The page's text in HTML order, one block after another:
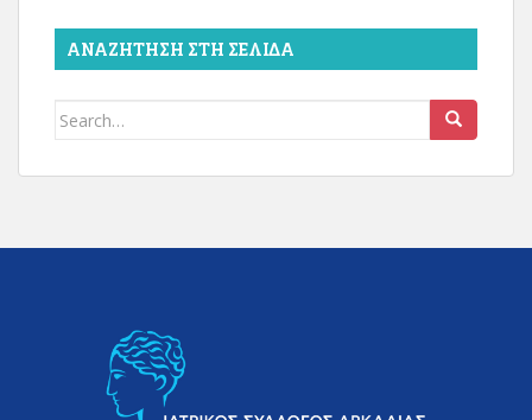
ΑΝΑΖΉΤΗΣΗ ΣΤΗ ΣΕΛΊΔΑ
Search